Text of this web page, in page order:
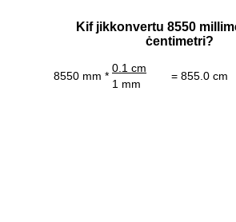
Kif jikkonvertu 8550
ċentimetri?
8550 mm *
0.1 cm
= 855.0 cm
1 mm